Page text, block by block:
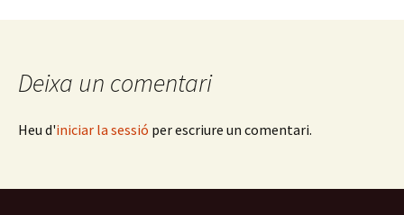
entrades
Deixa un comentari
Heu d'iniciar la sessió per escriure un comentari.